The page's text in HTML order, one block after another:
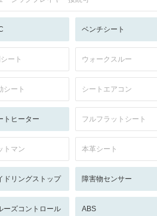
ベンチシート
ート ウォークスルー
シート シートエアコン
トヒーター フルフラットシート
トマン 本革シート
ドリングストップ 障害物センサー
ーズコントロール ABS